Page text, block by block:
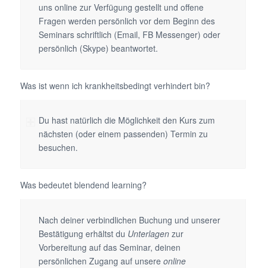
uns online zur Verfügung gestellt und offene
Fragen werden persönlich vor dem Beginn des
Seminars schriftlich (Email, FB Messenger) oder
persönlich (Skype) beantwortet.
Was ist wenn ich krankheitsbedingt verhindert bin?
Du hast natürlich die Möglichkeit den Kurs zum
nächsten (oder einem passenden) Termin zu
besuchen.
Was bedeutet blendend learning?
Nach deiner verbindlichen Buchung und unserer
Bestätigung erhältst du Unterlagenzur
Vorbereitung auf das Seminar, deinen
persönlichen Zugang auf unsere online